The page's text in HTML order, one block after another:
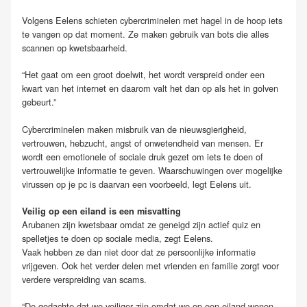
Volgens Eelens schieten cybercriminelen met hagel in de hoop iets
te vangen op dat moment. Ze maken gebruik van bots die alles
scannen op kwetsbaarheid.
“Het gaat om een groot doelwit, het wordt verspreid onder een
kwart van het internet en daarom valt het dan op als het in golven
gebeurt.”
Cybercriminelen maken misbruik van de nieuwsgierigheid,
vertrouwen, hebzucht, angst of onwetendheid van mensen. Er
wordt een emotionele of sociale druk gezet om iets te doen of
vertrouwelijke informatie te geven. Waarschuwingen over mogelijke
virussen op je pc is daarvan een voorbeeld, legt Eelens uit.
Veilig op een eiland is een misvatting
Arubanen zijn kwetsbaar omdat ze geneigd zijn actief quiz en
spelletjes te doen op sociale media, zegt Eelens.
Vaak hebben ze dan niet door dat ze persoonlijke informatie
vrijgeven. Ook het verder delen met vrienden en familie zorgt voor
verdere verspreiding van scams.